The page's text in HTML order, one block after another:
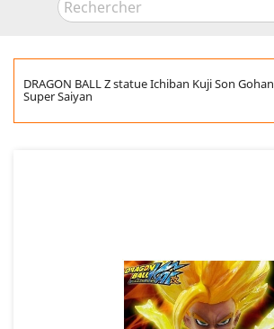
DRAGON BALL Z statue Ichiban Kuji Son Gohan
Super Saiyan